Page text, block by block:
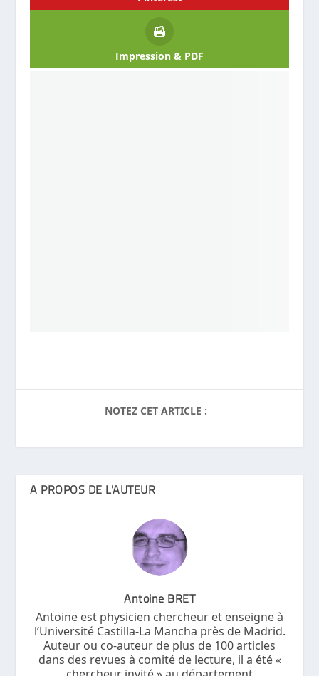
Impression & PDF
NOTEZ CET ARTICLE :
A PROPOS DE L'AUTEUR
Antoine BRET
Antoine est physicien chercheur et enseigne à
l’Université Castilla-La Mancha près de Madrid.
Auteur ou co-auteur de plus de 100 articles
dans des revues à comité de lecture, il a été «